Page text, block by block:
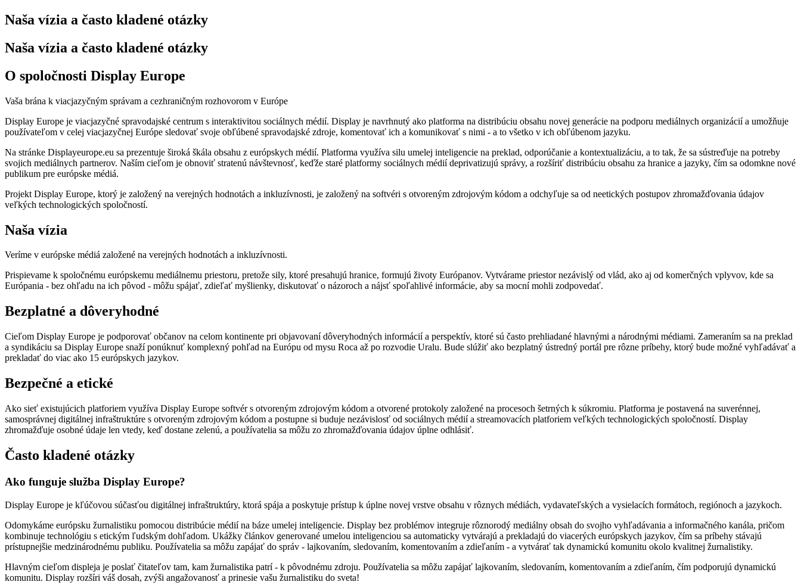
Naša vízia a často kladené otázky
Naša vízia a často kladené otázky
O spoločnosti Display Europe
Vaša brána k viacjazyčným správam a cezhraničným rozhovorom v Európe
Display Europe je viacjazyčné spravodajské centrum s interaktivitou sociálnych médií. Display je navrhnutý ako platforma na distribúciu obsahu novej generácie na podporu mediálnych organizácií a umožňuje
používateľom v celej viacjazyčnej Európe sledovať svoje obľúbené spravodajské zdroje, komentovať ich a komunikovať s nimi - a to všetko v ich obľúbenom jazyku.
Na stránke Displayeurope.eu sa prezentuje široká škála obsahu z európskych médií. Platforma využíva silu umelej inteligencie na preklad, odporúčanie a kontextualizáciu, a to tak, že sa sústreďuje na potreby
svojich mediálnych partnerov. Naším cieľom je obnoviť stratenú návštevnosť, keďže staré platformy sociálnych médií deprivatizujú správy, a rozšíriť distribúciu obsahu za hranice a jazyky, čím sa odomkne nové
publikum pre európske médiá.
Projekt Display Europe, ktorý je založený na verejných hodnotách a inkluzívnosti, je založený na softvéri s otvoreným zdrojovým kódom a odchyľuje sa od neetických postupov zhromažďovania údajov
veľkých technologických spoločností.
Naša vízia
Veríme v európske médiá založené na verejných hodnotách a inkluzívnosti.
Prispievame k spoločnému európskemu mediálnemu priestoru, pretože sily, ktoré presahujú hranice, formujú životy Európanov. Vytvárame priestor nezávislý od vlád, ako aj od komerčných vplyvov, kde sa
Európania - bez ohľadu na ich pôvod - môžu spájať, zdieľať myšlienky, diskutovať o názoroch a nájsť spoľahlivé informácie, aby sa mocní mohli zodpovedať.
Bezplatné a dôveryhodné
Cieľom Display Europe je podporovať občanov na celom kontinente pri objavovaní dôveryhodných informácií a perspektív, ktoré sú často prehliadané hlavnými a národnými médiami. Zameraním sa na preklad
a syndikáciu sa Display Europe snaží ponúknuť komplexný pohľad na Európu od mysu Roca až po rozvodie Uralu. Bude slúžiť ako bezplatný ústredný portál pre rôzne príbehy, ktorý bude možné vyhľadávať a
prekladať do viac ako 15 európskych jazykov.
Bezpečné a etické
Ako sieť existujúcich platforiem využíva Display Europe softvér s otvoreným zdrojovým kódom a otvorené protokoly založené na procesoch šetrných k súkromiu. Platforma je postavená na suverénnej,
samosprávnej digitálnej infraštruktúre s otvoreným zdrojovým kódom a postupne si buduje nezávislosť od sociálnych médií a streamovacích platforiem veľkých technologických spoločností. Display
zhromažďuje osobné údaje len vtedy, keď dostane zelenú, a používatelia sa môžu zo zhromažďovania údajov úplne odhlásiť.
Často kladené otázky
Ako funguje služba Display Europe?
Display Europe je kľúčovou súčasťou digitálnej infraštruktúry, ktorá spája a poskytuje prístup k úplne novej vrstve obsahu v rôznych médiách, vydavateľských a vysielacích formátoch, regiónoch a jazykoch.
Odomykáme európsku žurnalistiku pomocou distribúcie médií na báze umelej inteligencie. Display bez problémov integruje rôznorodý mediálny obsah do svojho vyhľadávania a informačného kanála, pričom
kombinuje technológiu s etickým ľudským dohľadom. Ukážky článkov generované umelou inteligenciou sa automaticky vytvárajú a prekladajú do viacerých európskych jazykov, čím sa príbehy stávajú
prístupnejšie medzinárodnému publiku. Používatelia sa môžu zapájať do správ - lajkovaním, sledovaním, komentovaním a zdieľaním - a vytvárať tak dynamickú komunitu okolo kvalitnej žurnalistiky.
Hlavným cieľom displeja je poslať čitateľov tam, kam žurnalistika patrí - k pôvodnému zdroju. Používatelia sa môžu zapájať lajkovaním, sledovaním, komentovaním a zdieľaním, čím podporujú dynamickú
komunitu. Display rozšíri váš dosah, zvýši angažovanosť a prinesie vašu žurnalistiku do sveta!